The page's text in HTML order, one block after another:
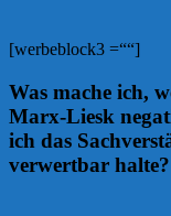
[werbeblock3 =““]
Was mache ich,
Marx-Liesk
ich das
verwertbar halte?